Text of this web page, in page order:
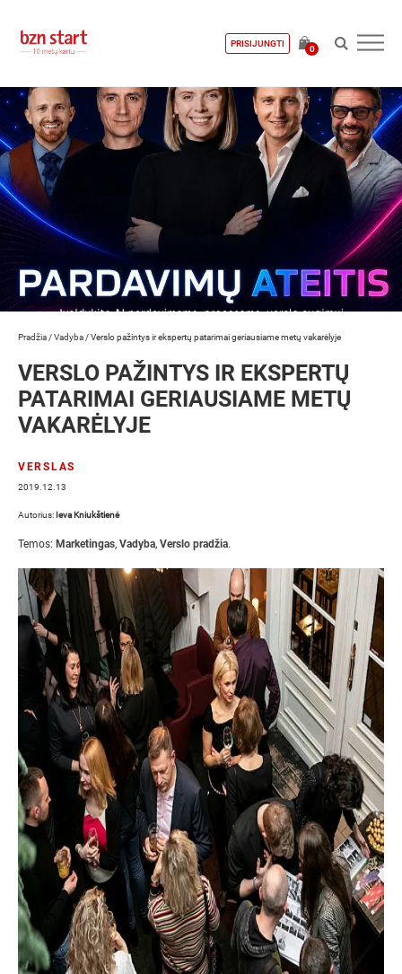
PRISIJUNGTI
0
Pradžia /Vadyba /Verslo pažintys ir ekspertų patarimai geriausiame metų vakarėlyje
VERSLO PAŽINTYS IR EKSPERTŲ
PATARIMAI GERIAUSIAME METŲ
VAKARĖLYJE
VERSLAS
2019.12.13
Autorius: Ieva Kniukštienė
Temos: Marketingas, Vadyba, Verslo pradžia.